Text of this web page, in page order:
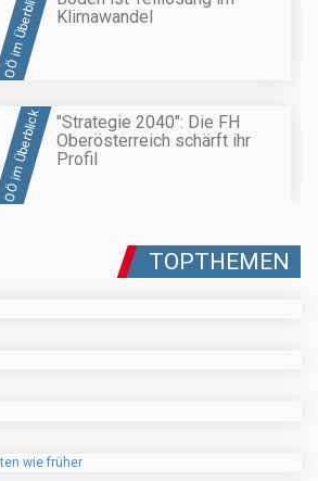
OÖ im Überblick
Klimawandel
OÖ im Überblick
"Strategie 2040": Die FH
Oberösterreich schärft ihr
Profil
TOPTHEMEN